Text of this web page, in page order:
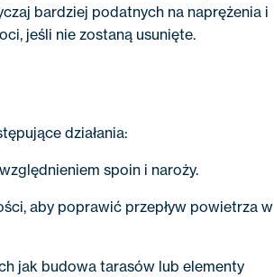
bardziej podatnych na naprężenia i
jeśli nie zostaną usunięte.
działania:
spoin i naroży.
aby poprawić przepływ powietrza w
jak budowa tarasów lub elementy